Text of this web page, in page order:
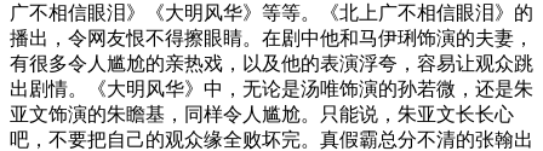
广不相信眼泪》《大明风华》等等。《北上广不相信眼泪》的
播出，令网友恨不得擦眼睛。在剧中他和马伊琍饰演的夫妻，
有很多令人尴尬的亲热戏，以及他的表演浮夸，容易让观众跳
出剧情。《大明风华》中，无论是汤唯饰演的孙若微，还是朱
亚文饰演的朱瞻基，同样令人尴尬。只能说，朱亚文长长心
吧，不要把自己的观众缘全败坏完。真假霸总分不清的张翰出